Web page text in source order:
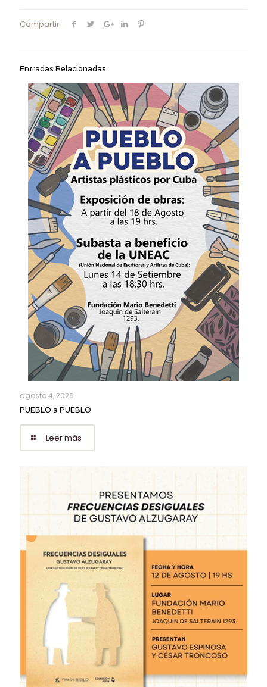
Compartir
Entradas Relacionadas
agosto 4, 2026
PUEBLO a PUEBLO
Leer más